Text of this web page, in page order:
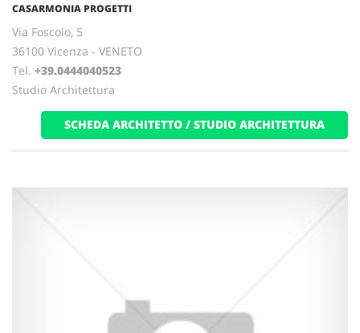
CASARMONIA PROGETTI
Via Foscolo, 5
36100 Vicenza - VENETO
Tel. +39.0444040523
Studio Architettura
SCHEDA ARCHITETTO / STUDIO ARCHITETTURA